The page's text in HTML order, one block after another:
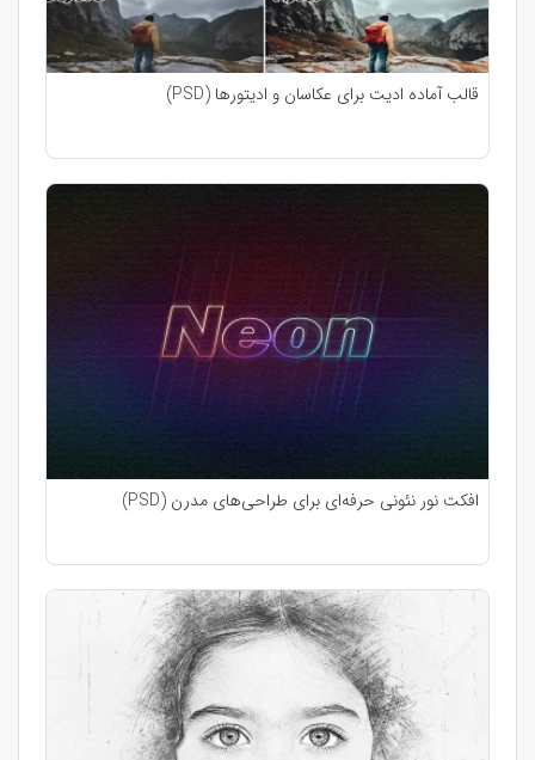
قالب آماده ادیت برای عکاسان و ادیتورها (PSD)
افکت نور نئونی حرفه‌ای برای طراحی‌های مدرن (PSD)